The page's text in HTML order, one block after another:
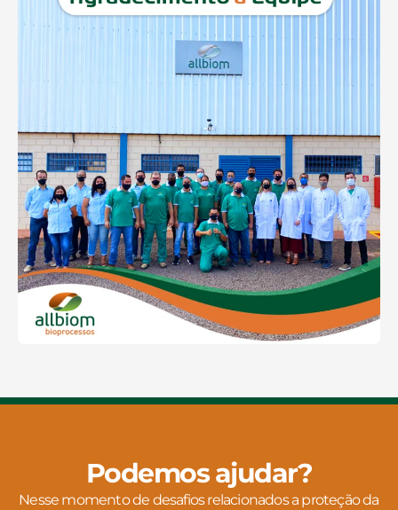
Podemos ajudar?
Nesse momento de desafios relacionados a proteção da